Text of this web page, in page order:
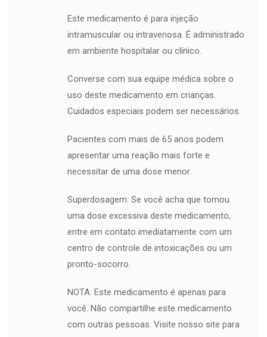
Este medicamento é para injeção
intramuscular ou intravenosa. É administrado
em ambiente hospitalar ou clínico.
Converse com sua equipe médica sobre o
uso deste medicamento em crianças.
Cuidados especiais podem ser necessários.
Pacientes com mais de 65 anos podem
apresentar uma reação mais forte e
necessitar de uma dose menor.
Superdosagem: Se você acha que tomou
uma dose excessiva deste medicamento,
entre em contato imediatamente com um
centro de controle de intoxicações ou um
pronto-socorro.
NOTA: Este medicamento é apenas para
você. Não compartilhe este medicamento
com outras pessoas. Visite nosso site para